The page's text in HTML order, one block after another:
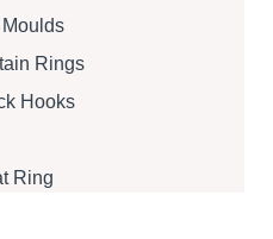
Rings
Hooks
Ring